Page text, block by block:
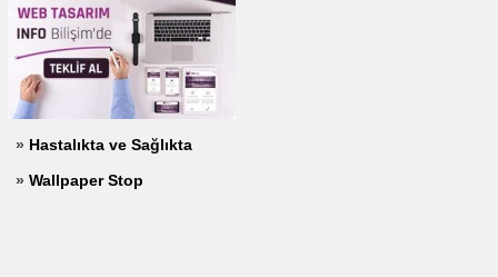
» Hastalıkta ve Sağlıkta
» Wallpaper Stop